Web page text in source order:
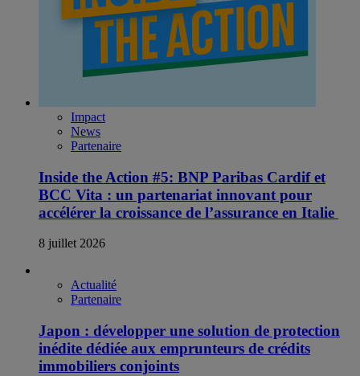
Impact
News
Partenaire
Inside the Action #5: BNP Paribas Cardif et
BCC Vita : un partenariat innovant pour
accélérer la croissance de l’assurance en Italie
8 juillet 2026
Actualité
Partenaire
Japon : développer une solution de protection
inédite dédiée aux emprunteurs de crédits
immobiliers conjoints